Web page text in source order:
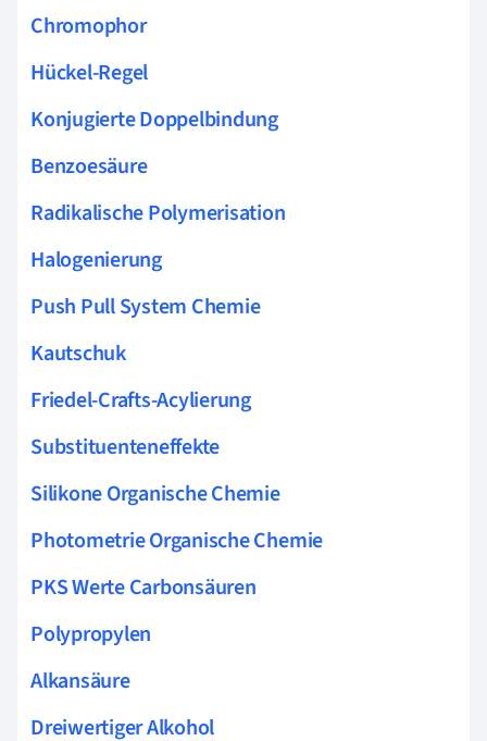
Chromophor
Hückel-Regel
Konjugierte Doppelbindung
Benzoesäure
Radikalische Polymerisation
Halogenierung
Push Pull System Chemie
Kautschuk
Friedel-Crafts-Acylierung
Substituenteneffekte
Silikone Organische Chemie
Photometrie Organische Chemie
PKS Werte Carbonsäuren
Polypropylen
Alkansäure
Dreiwertiger Alkohol